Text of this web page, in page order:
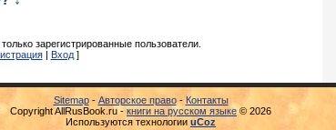
зарегистрированные пользователи.
| Вход]
Sitemap- Авторское право- Контакты
Copyright AllRusBook.ru - книги на русском языке © 2026
Используются технологии uCoz